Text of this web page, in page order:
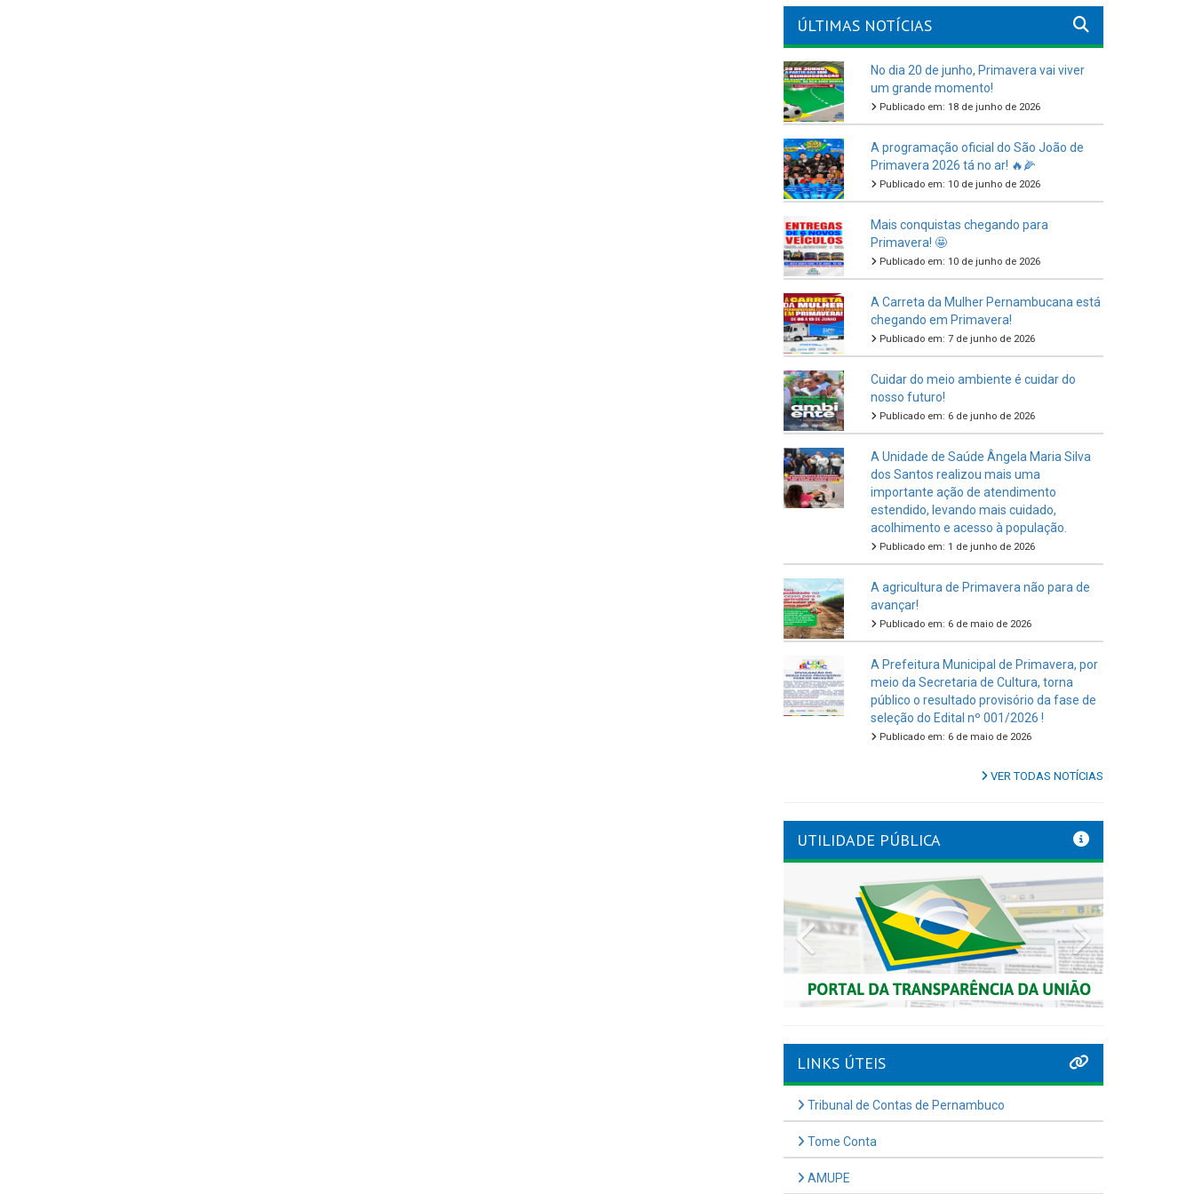
ÚLTIMAS NOTÍCIAS
No dia 20 de junho, Primavera vai viver
um grande momento!
Publicado em: 18 de junho de 2026
A programação oficial do São João de
Primavera 2026 tá no ar! 🔥🌽
Publicado em: 10 de junho de 2026
Mais conquistas chegando para
Primavera! 🤩
Publicado em: 10 de junho de 2026
A Carreta da Mulher Pernambucana está
chegando em Primavera!
Publicado em: 7 de junho de 2026
Cuidar do meio ambiente é cuidar do
nosso futuro!
Publicado em: 6 de junho de 2026
A Unidade de Saúde Ângela Maria Silva
dos Santos realizou mais uma
importante ação de atendimento
estendido, levando mais cuidado,
acolhimento e acesso à população.
Publicado em: 1 de junho de 2026
A agricultura de Primavera não para de
avançar!
Publicado em: 6 de maio de 2026
A Prefeitura Municipal de Primavera, por
meio da Secretaria de Cultura, torna
público o resultado provisório da fase de
seleção do Edital nº 001/2026 !
Publicado em: 6 de maio de 2026
VER TODAS NOTÍCIAS
UTILIDADE PÚBLICA
Previous
LINKS ÚTEIS
Tribunal de Contas de Pernambuco
Tome Conta
AMUPE